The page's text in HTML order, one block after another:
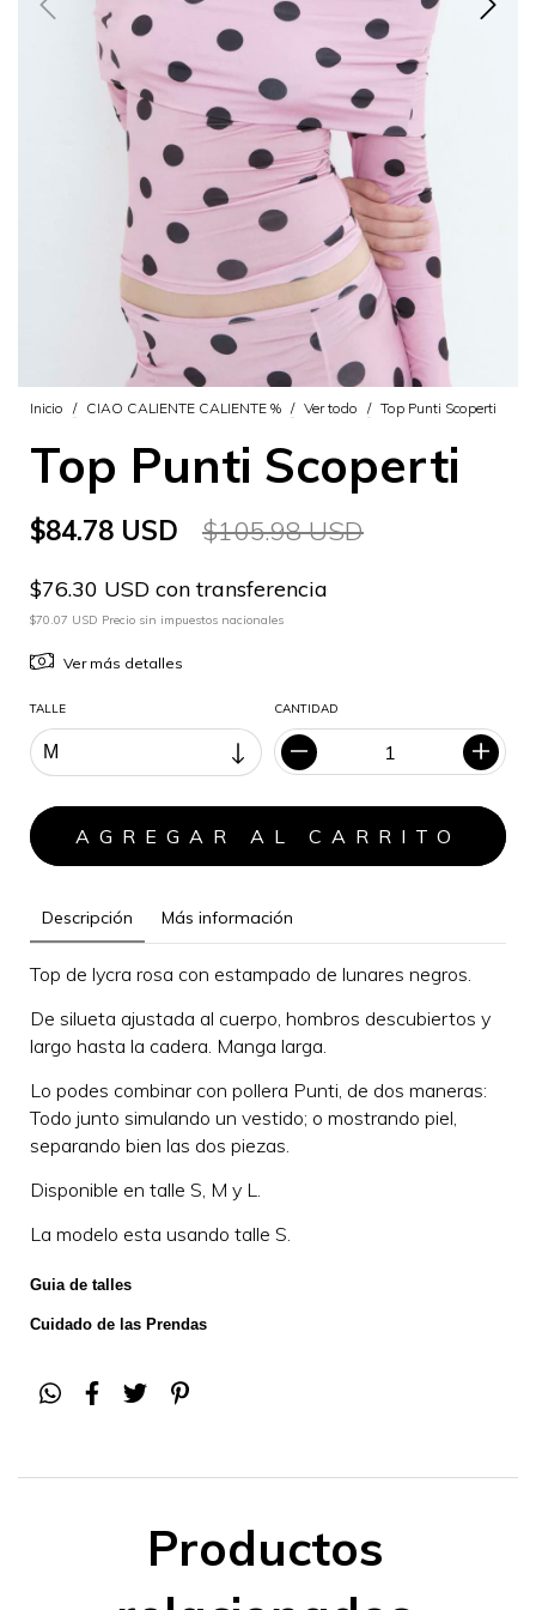
Inicio / CIAO CALIENTE CALIENTE % / Ver todo / Top Punti Scoperti
Top Punti Scoperti
$84.78 USD $105.98 USD
$76.30 USD con transferencia
$70.07 USD Precio sin impuestos nacionales
Ver más detalles
TALLE CANTIDAD
Descripción Más información
Top de lycra rosa con estampado de lunares negros.
De silueta ajustada al cuerpo, hombros descubiertos y
largo hasta la cadera. Manga larga.
Lo podes combinar con pollera Punti, de dos maneras:
Todo junto simulando un vestido; o mostrando piel,
separando bien las dos piezas.
Disponible en talle S, M y L.
La modelo esta usando talle S.
Guia de talles
Cuidado de las Prendas
Productos